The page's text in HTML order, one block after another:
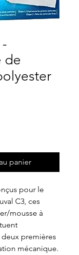
de
panier
pour le
C3, ces
mousse à
premières
mécanique.